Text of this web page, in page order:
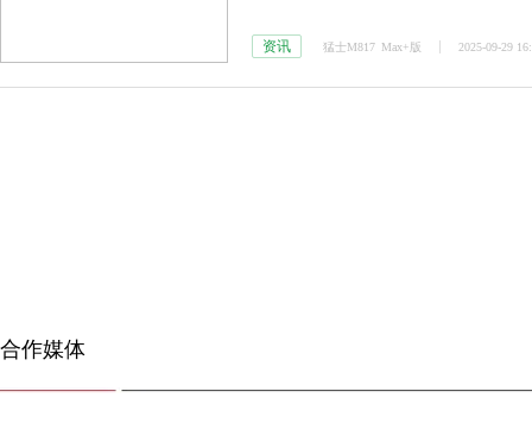
资讯 猛士M817 Max+版 2025-09-29
合作媒体